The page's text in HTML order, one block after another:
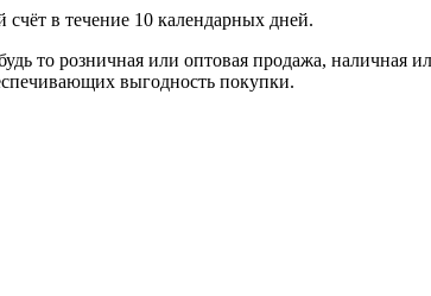
в течение 10 календарных дней.
или оптовая продажа, наличная
выгодность покупки.